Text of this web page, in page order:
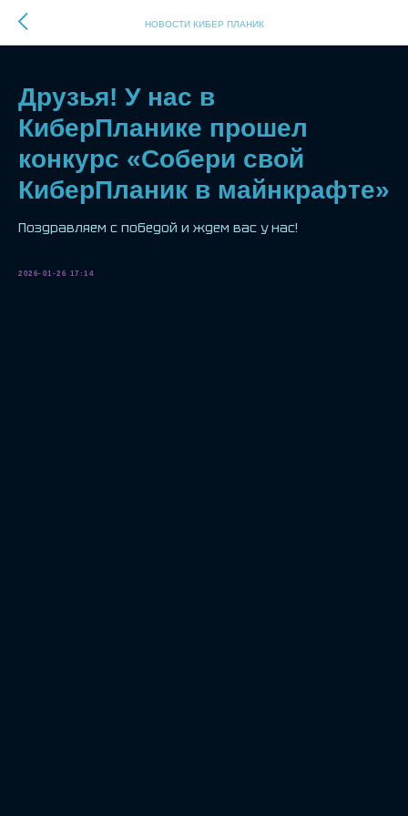
НОВОСТИ КИБЕР ПЛАНИК
Друзья! У нас в
КиберПланике прошел
конкурс «Собери свой
КиберПланик в майнкрафте»
Поздравляем с победой и ждем вас у нас!
2026-01-26 17:14